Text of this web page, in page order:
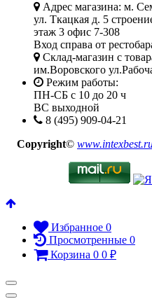
Адрес магазина: м.
ул. Ткацкая д. 5
этаж 3 офис 7-308
Вход справа от
Склад-магазин с
им.Воровского
Режим работы:
ПН-СБ с 10 до 20 ч
ВС выходной
8 (495) 909-04-21
Copyright©
Избранное 0
Просмотренные 0
Корзина 0 0 ₽